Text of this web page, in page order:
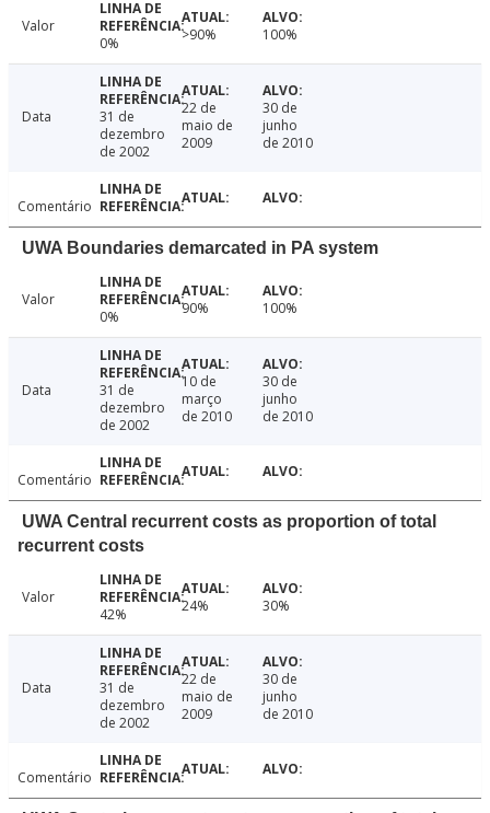
Valor
0%
>90% 100%
Data
31 de
dezembro
de 2002
22 de
maio de
2009
30 de
junho
de 2010
Comentário
UWA Boundaries demarcated in PA system
Valor
0%
90% 100%
Data
31 de
dezembro
de 2002
10 de
março
de 2010
30 de
junho
de 2010
Comentário
UWA Central recurrent costs as proportion of total
recurrent costs
Valor
42%
24% 30%
Data
31 de
dezembro
de 2002
22 de
maio de
2009
30 de
junho
de 2010
Comentário